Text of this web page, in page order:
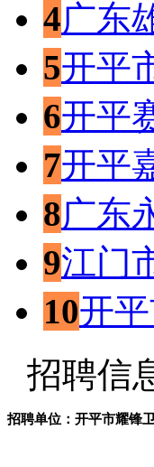
4广东
5开平
6开平
7开平
8广东
9江门
10开
招聘信
招聘单位：开平市耀锋